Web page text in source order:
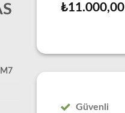
₺11.000,00
Güvenli